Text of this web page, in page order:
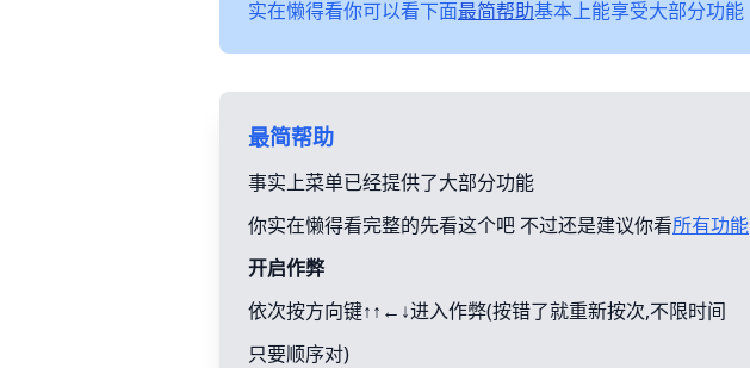
实在懒得看你可以看下面最简帮助基本上能享受大部分功能
最简帮助
事实上菜单已经提供了大部分功能
你实在懒得看完整的先看这个吧 不过还是建议你看所有功能
开启作弊
依次按方向键↑↑←↓进入作弊(按错了就重新按次,不限时间
只要顺序对)